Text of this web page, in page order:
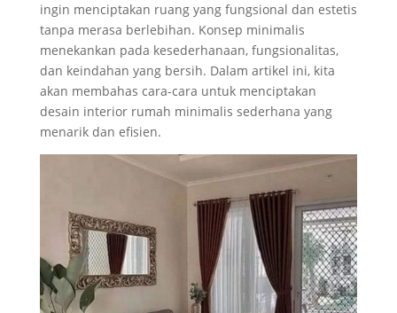
ingin menciptakan ruang yang fungsional dan estetis
tanpa merasa berlebihan. Konsep minimalis
menekankan pada kesederhanaan, fungsionalitas,
dan keindahan yang bersih. Dalam artikel ini, kita
akan membahas cara-cara untuk menciptakan
desain interior rumah minimalis sederhana yang
menarik dan efisien.